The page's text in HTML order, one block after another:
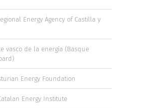
Energy Agency of Castilla y
vasco de la energía (Basque
Energy Foundation
Energy Institute